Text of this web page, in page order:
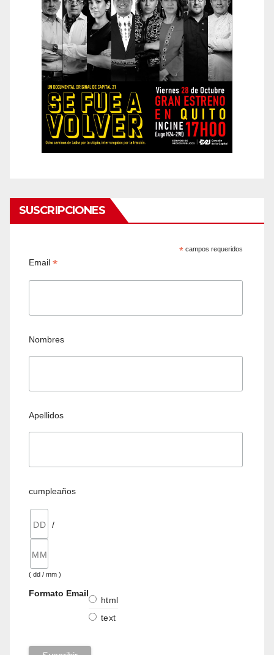
SUSCRIPCIONES
* campos requeridos
Email*
Nombres
Apellidos
cumpleaños
/
( dd / mm )
Formato Email
html
text